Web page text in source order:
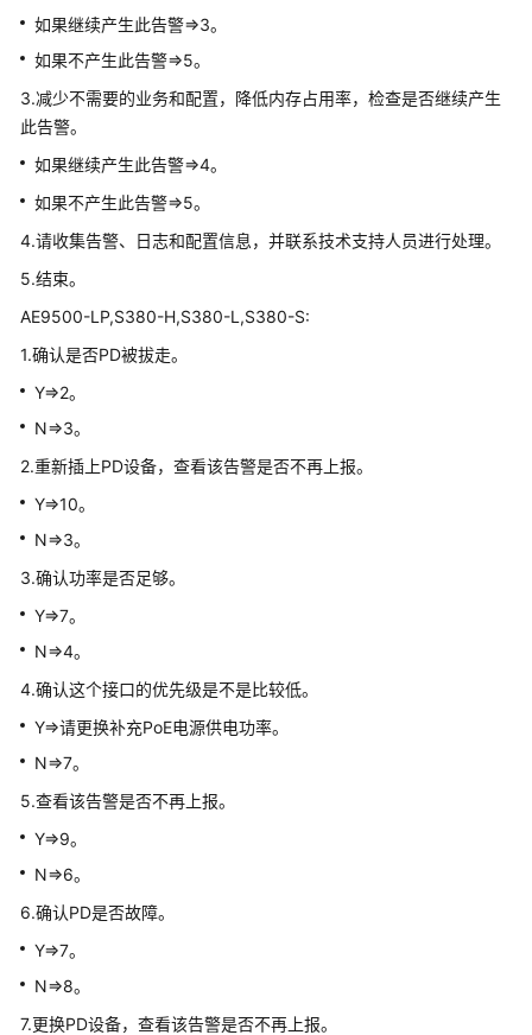
绍
设
备
告
处
理
V300
本
设
FW
V200
版
本
备
WAC&AP
V600
如果继续产生此告警=>3。
如果不产生此告警=>5。
3.减少不需要的业务和配置，降低内存占用率，检查是否继续产生
此告警。
如果继续产生此告警=>4。
如果不产生此告警=>5。
4.请收集告警、日志和配置信息，并联系技术支持人员进行处理。
5.结束。
AE9500-LP,S380-H,S380-L,S380-S:
1.确认是否PD被拔走。
Y=>2。
N=>3。
2.重新插上PD设备，查看该告警是否不再上报。
Y=>10。
N=>3。
3.确认功率是否足够。
Y=>7。
N=>4。
4.确认这个接口的优先级是不是比较低。
Y=>请更换补充PoE电源供电功率。
N=>7。
5.查看该告警是否不再上报。
Y=>9。
N=>6。
6.确认PD是否故障。
Y=>7。
N=>8。
7.更换PD设备，查看该告警是否不再上报。